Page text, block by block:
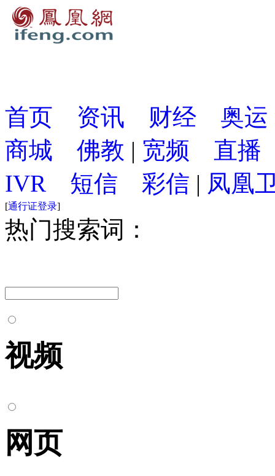
首页 资讯 财经
奥运
商城
佛教 | 宽频
直播
IVR
短信 彩信 | 凤凰
[通行证登录]
热门搜索词：
视频
网页